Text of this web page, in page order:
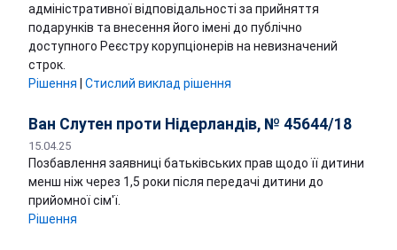
адміністративної відповідальності за прийняття
подарунків та внесення його імені до публічно
доступного Реєстру корупціонерів на невизначений
строк.
Рішення
Стислий виклад рішення
Ван Слутен проти Нідерландів, № 45644/18
15.04.25
Позбавлення заявниці батьківських прав щодо її дитини
менш ніж через 1,5 роки після передачі дитини до
прийомної сім'ї.
Рішення